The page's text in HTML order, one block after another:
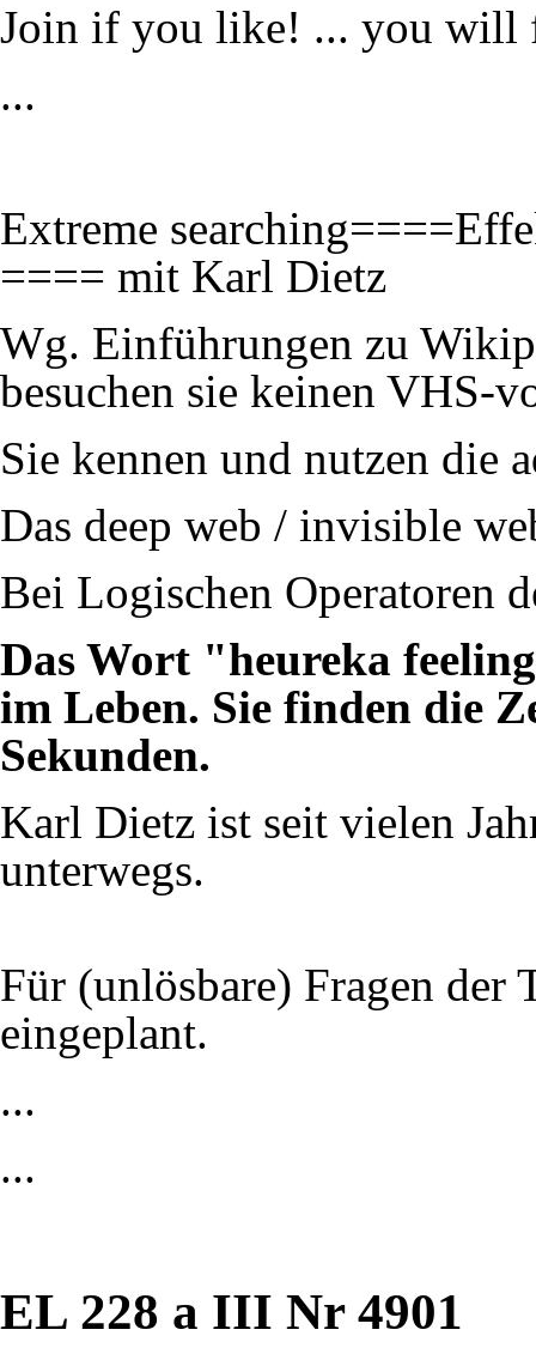
Join if you like! ... you will
...
Extreme
==== mit Karl Dietz
Wg. Einführungen zu
besuchen sie keinen VHS-
Sie kennen und nutzen die
Das deep web / invisible
Bei Logischen Operatoren
Das Wort "heureka
im Leben. Sie finden die
Sekunden.
Karl Dietz ist seit vielen
unterwegs.
Für (unlösbare) Fragen der
eingeplant.
...
...
EL 228 a III Nr 4901